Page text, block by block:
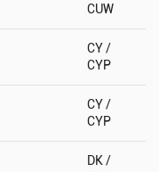
CUW
CY /
CYP
CY /
CYP
DK /